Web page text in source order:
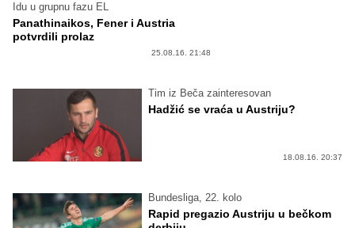
Idu u grupnu fazu EL
Panathinaikos, Fener i Austria
potvrdili prolaz
25.08.16. 21:48
Tim iz Beča zainteresovan
Hadžić se vraća u Austriju?
18.08.16. 20:37
Bundesliga, 22. kolo
Rapid pregazio Austriju u bečkom